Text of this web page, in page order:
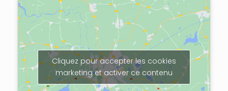
Cliquez pour accepter les cookies
marketing et activer ce contenu